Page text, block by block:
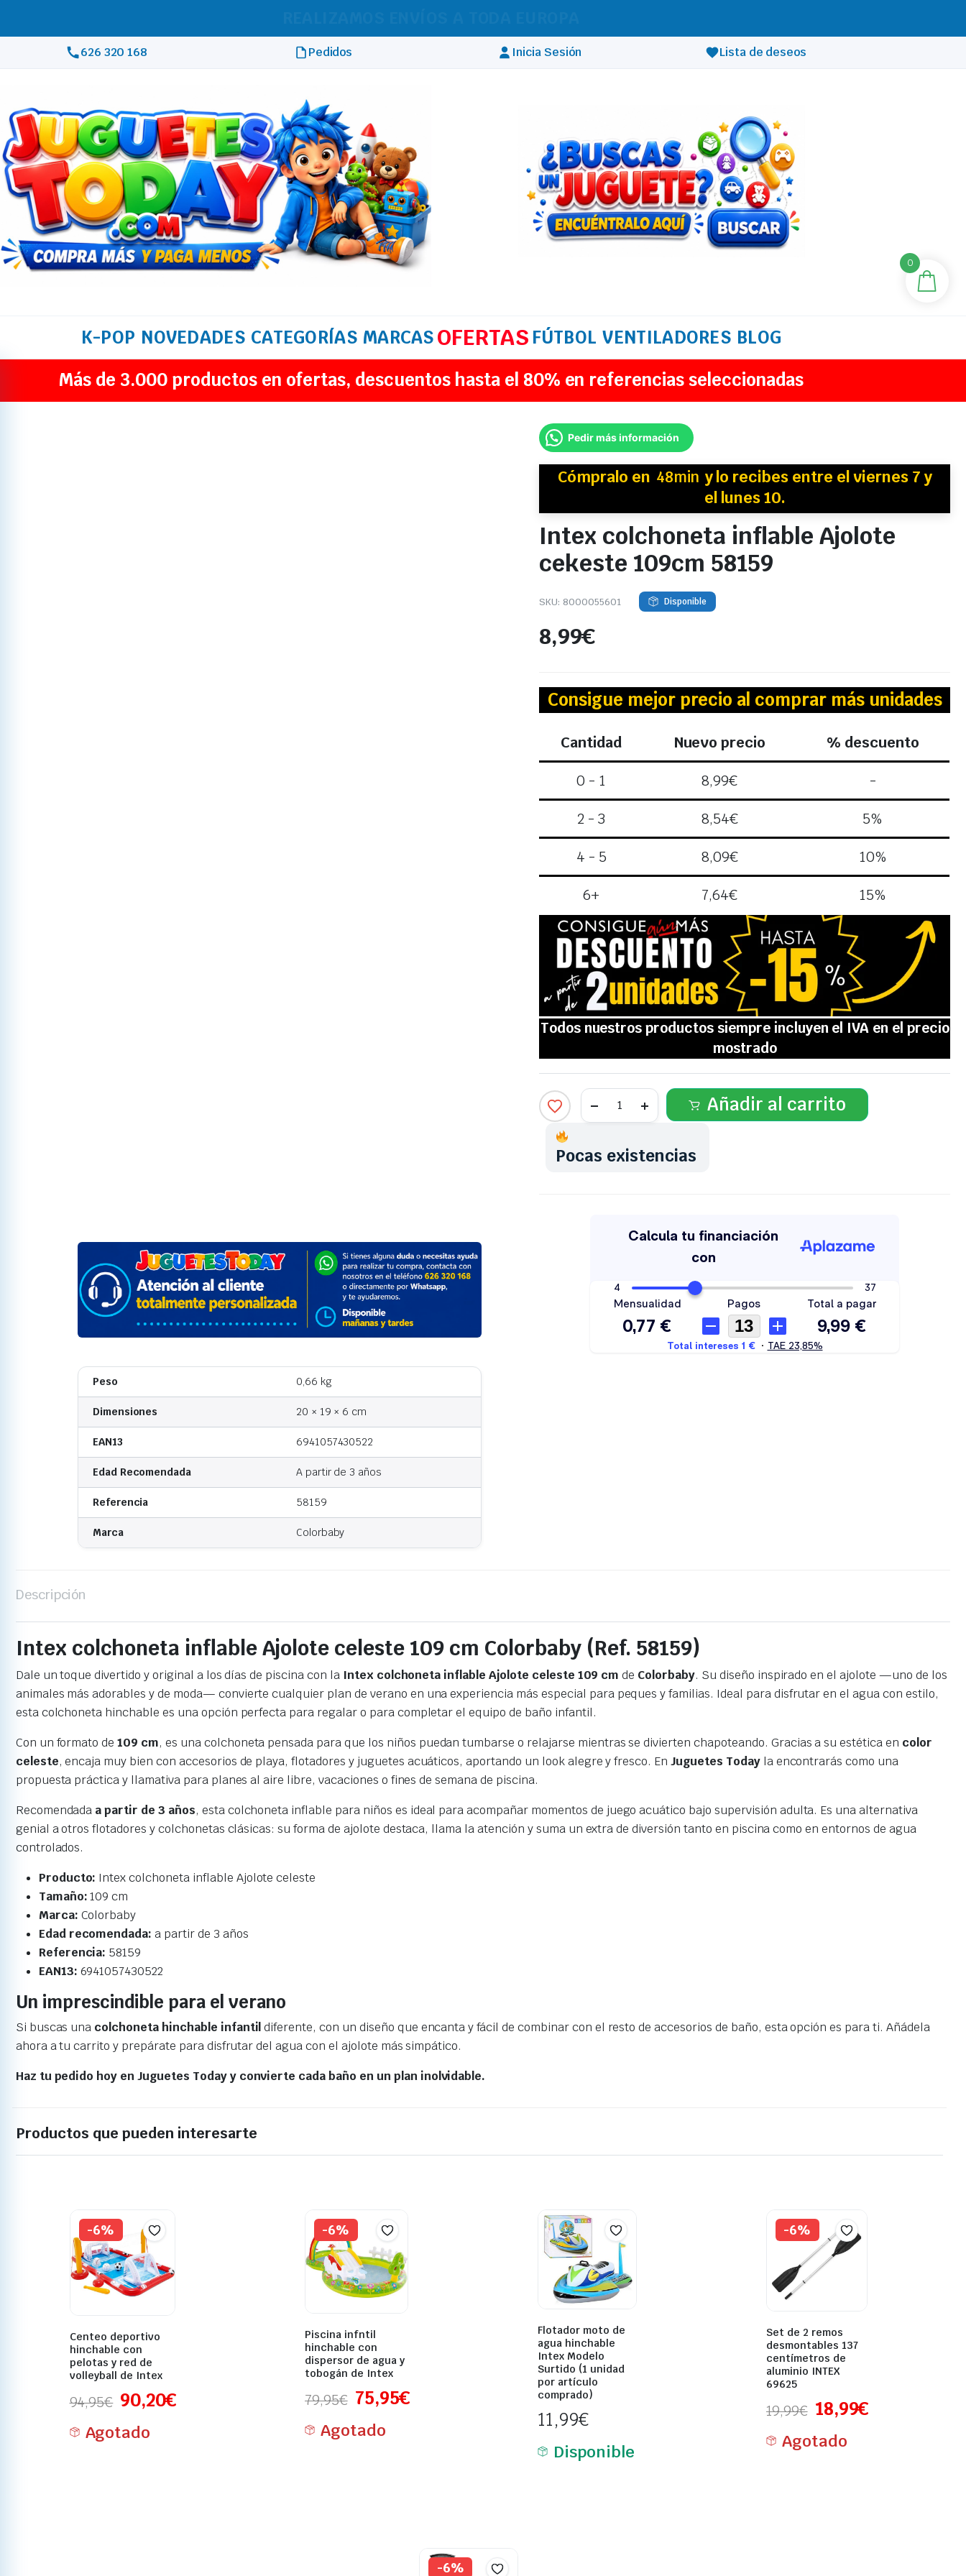
626 320 168 Pedidos Inicia Sesión Lista de deseos
K-POP NOVEDADES CATEGORÍAS MARCASOFERTAS FÚTBOL VENTILADORES BLOG
Más de 3.000 productos en ofertas, descuentos hasta el 80% en referencias seleccionadas
Peso 0,66 kg
Dimensiones 20 × 19 × 6 cm
EAN13 6941057430522
Edad Recomendada A partir de 3 años
Referencia 58159
Marca Colorbaby
Pedir más información
Cómpralo en 48min ylo recibes entre el viernes 7 y
el lunes 10.
Intex colchoneta inflable Ajolote
cekeste 109cm 58159
SKU: 8000055601 Disponible
8,99€
Consigue mejor precio al comprar más unidades
Cantidad Nuevo precio % descuento
0 - 1 8,99€ -
2 - 3 8,54€ 5%
4 - 5 8,09€ 10%
6+ 7,64€ 15%
Añadir al carrito
Pocas existencias
Descripción
Intex colchoneta inflable Ajolote celeste 109 cm Colorbaby (Ref. 58159)
Dale un toque divertido y original a los días de piscina con la Intex colchoneta inflable Ajolote celeste 109 cm de Colorbaby. Su diseño inspirado en el ajolote —uno de los
animales más adorables y de moda— convierte cualquier plan de verano en una experiencia más especial para peques y familias. Ideal para disfrutar en el agua con estilo,
esta colchoneta hinchable es una opción perfecta para regalar o para completar el equipo de baño infantil.
Con un formato de109 cm, es una colchoneta pensada para que los niños puedan tumbarse o relajarse mientras se divierten chapoteando. Gracias a su estética en color
celeste, encaja muy bien con accesorios de playa, flotadores y juguetes acuáticos, aportando un look alegre y fresco. EnJuguetes Todayla encontrarás como una
propuesta práctica y llamativa para planes al aire libre, vacaciones o fines de semana de piscina.
Recomendada a partir de 3 años, esta colchoneta inflable para niños es ideal para acompañar momentos de juego acuático bajo supervisión adulta. Es una alternativa
genial a otros flotadores y colchonetas clásicas: su forma de ajolote destaca, llama la atención y suma un extra de diversión tanto en piscina como en entornos de agua
controlados.
Producto: Intex colchoneta inflable Ajolote celeste
Tamaño:109 cm
Marca: Colorbaby
Edad recomendada: a partir de 3 años
Referencia: 58159
EAN13: 6941057430522
Un imprescindible para el verano
Si buscas una colchoneta hinchable infantildiferente, con un diseño que encanta y fácil de combinar con el resto de accesorios de baño, esta opción es para ti. Añádela
ahora a tu carrito y prepárate para disfrutar del agua con el ajolote más simpático.
Haz tu pedido hoy en Juguetes Today y convierte cada baño en un plan inolvidable.
Productos que pueden interesarte
-6%
Centeo deportivo
hinchable con
pelotas y red de
volleyball de Intex
94,95€ 90,20€
Agotado
-6%
Piscina infntil
hinchable con
dispersor de agua y
tobogán de Intex
79,95€ 75,95€
Agotado
Flotador moto de
agua hinchable
Intex Modelo
Surtido (1 unidad
por artículo
comprado)
11,99€
Disponible
-6%
Set de 2 remos
desmontables 137
centímetros de
aluminio INTEX
69625
19,99€ 18,99€
Agotado
-6%
0